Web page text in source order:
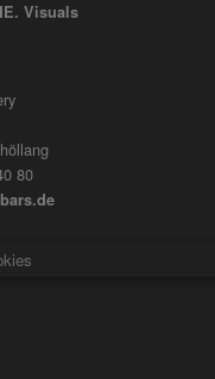
Visuals
80